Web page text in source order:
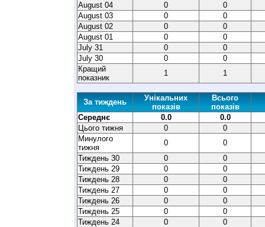
August 04
0
0
August 03
0
0
August 02
0
0
August 01
0
0
July 31
0
0
July 30
0
0
Кращий
показник
1 1
За тиждень
Унікальних
показів
Всього
показів
Середнє
0.0
0.0
Цього тижня
0
0
Минулого
тижня
0
0
Тиждень 30
0
0
Тиждень 29
0
0
Тиждень 28
0
0
Тиждень 27
0
0
Тиждень 26
0
0
Тиждень 25
0
0
Тиждень 24
0
0